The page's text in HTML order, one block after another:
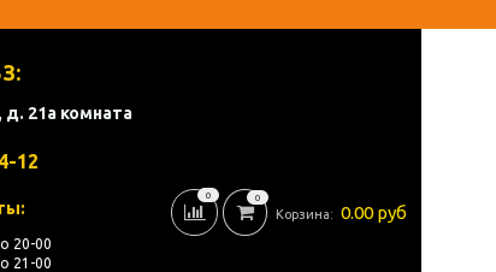
21а комната
12
20-00
21-00
0 0
Корзина: 0.00 руб